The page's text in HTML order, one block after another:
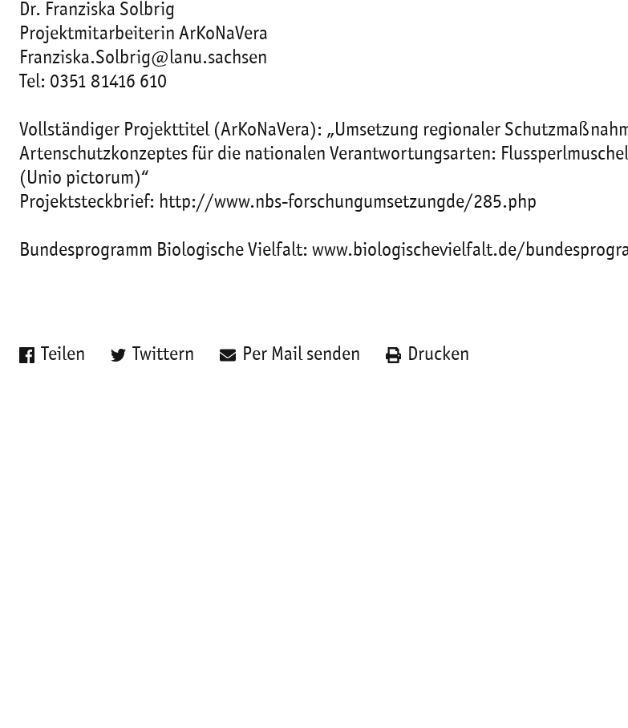
Dr. Franziska Solbrig
Projektmitarbeiterin ArKoNaVera
Franziska.Solbrig@lanu.sachsen
Tel: 0351 81416 610
Vollständiger Projekttitel (ArKoNaVera): „Umsetzung regionaler
Artenschutzkonzeptes für die nationalen Verantwortungsarten:
(Unio pictorum)“
Projektsteckbrief: http://www.nbs-forschungumsetzungde/285.php
Bundesprogramm Biologische Vielfalt: www.biologischevielfalt.de/
Teilen Twittern Per Mail senden Drucken